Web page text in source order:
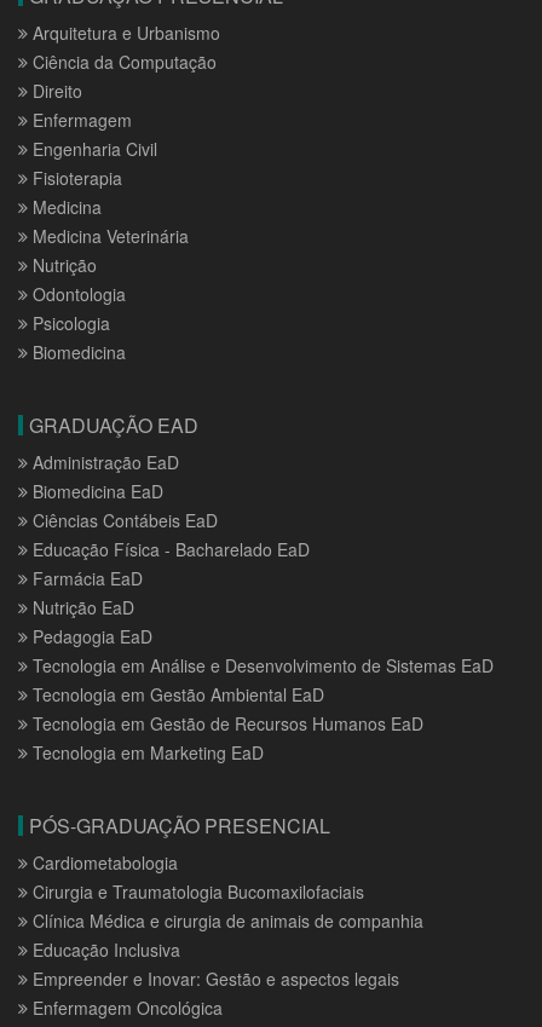
Arquitetura e Urbanismo
Ciência da Computação
Direito
Enfermagem
Engenharia Civil
Fisioterapia
Medicina
Medicina Veterinária
Nutrição
Odontologia
Psicologia
Biomedicina
GRADUAÇÃO EAD
Administração EaD
Biomedicina EaD
Ciências Contábeis EaD
Educação Física - Bacharelado EaD
Farmácia EaD
Nutrição EaD
Pedagogia EaD
Tecnologia em Análise e Desenvolvimento de Sistemas EaD
Tecnologia em Gestão Ambiental EaD
Tecnologia em Gestão de Recursos Humanos EaD
Tecnologia em Marketing EaD
PÓS-GRADUAÇÃO PRESENCIAL
Cardiometabologia
Cirurgia e Traumatologia Bucomaxilofaciais
Clínica Médica e cirurgia de animais de companhia
Educação Inclusiva
Empreender e Inovar: Gestão e aspectos legais
Enfermagem Oncológica